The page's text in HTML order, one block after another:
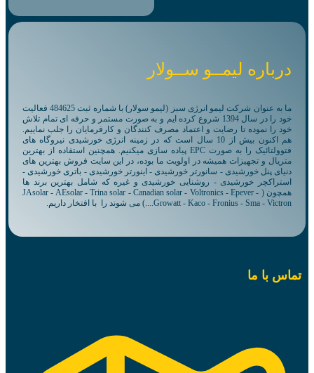
درباره لیمــو ســولار
ما به عنوان شرکت لیمو انرژی سبز (لیمو سولار) با شماره ثبت 484625 فعالیت
خود را در سال 1394 شروع کرده ایم و به صورت مستمر و حرفه ای تمام تلاش
خود را نموده تا رضایت و اعتماد مصرف کنندگان و کارفرمایان را جلب نماییم.
هم اکنون بیش از 10 سال است که در زمینه انرژی خورشیدی نیروگاه های
فتوولتائیک را به صورت EPC پیاده سازی میکنیم. همچنین استفاده از بهترین
متریال و تجهیزات همیشه در اولویت ما بوده، در این سایت فروش بهترین های
دنیای پنل خورشیدی - سانورتر خورشیدی - اینورتر خورشیدی - باتری خورشیدی -
استراکچر خورشیدی - روشنایی خورشیدی و غیره که شامل بهترین برند ها
همچون ( JAsolar - AEsolar - Trina solar - Canadian solar - Voltronics - Epever -
Growatt - Kaco - Fronius - Sma - Victron....) می شوند را با افتخار داریم.
تماس با ما